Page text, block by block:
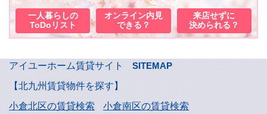
一人暮らしの
ToDoリスト
オンライン内見
できる？
来店せずに
決められる？
アイユーホーム賃貸サイト
SITEMAP
【北九州賃貸物件を探す】
小倉北区の賃貸検索
小倉南区の賃貸検索